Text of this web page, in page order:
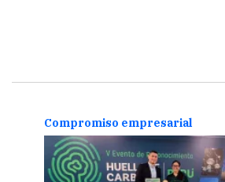
Compromiso empresarial